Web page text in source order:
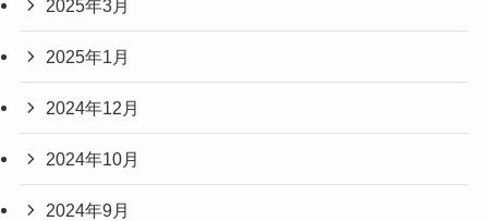
2025年3月
2025年1月
2024年12月
2024年10月
2024年9月